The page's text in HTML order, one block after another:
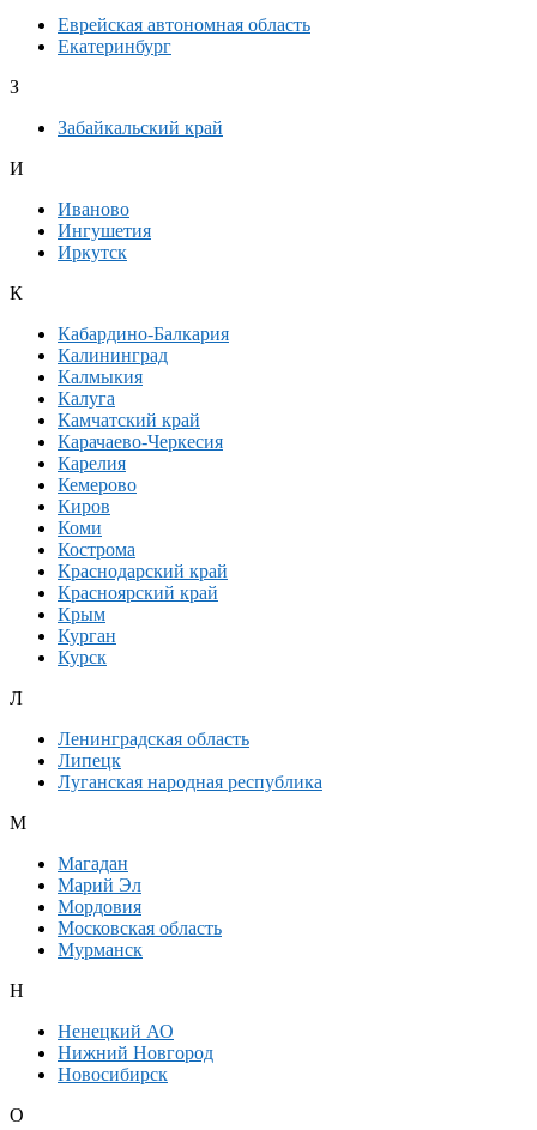
Еврейская автономная область
Екатеринбург
З
Забайкальский край
И
Иваново
Ингушетия
Иркутск
К
Кабардино-Балкария
Калининград
Калмыкия
Калуга
Камчатский край
Карачаево-Черкесия
Карелия
Кемерово
Киров
Коми
Кострома
Краснодарский край
Красноярский край
Крым
Курган
Курск
Л
Ленинградская область
Липецк
Луганская народная республика
М
Магадан
Марий Эл
Мордовия
Московская область
Мурманск
Н
Ненецкий АО
Нижний Новгород
Новосибирск
О